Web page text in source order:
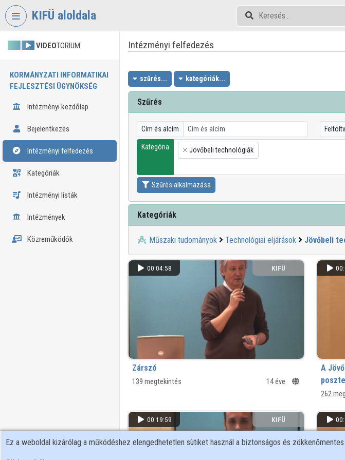
Fejléc kihagyása
KIFÜ aloldala
VIDEOTORIUM
KORMÁNYZATI INFORMATIKAI
FEJLESZTÉSI ÜGYNÖKSÉG
Intézményi kezdőlap
Bejelentkezés
Intézményi felfedezés
Kategóriák
Intézményi listák
Intézmények
Közreműködők
Intézményi felfedezés
szűrés... kategóriák...
Szűrés
Cím és alcím
Kategória
×
Jövőbeli technológiák
Szűrés alkalmazása
Kategóriák
Műszaki tudományok Technológiai eljárások Jövőbeli
00:04:58 KIFÜ
Zárszó
139 megtekintés 14 éve
A
262
00:19:59 KIFÜ
Ez a weboldal kizárólag a működéshez elengedhetetlen sütiket használ a biztonságos és